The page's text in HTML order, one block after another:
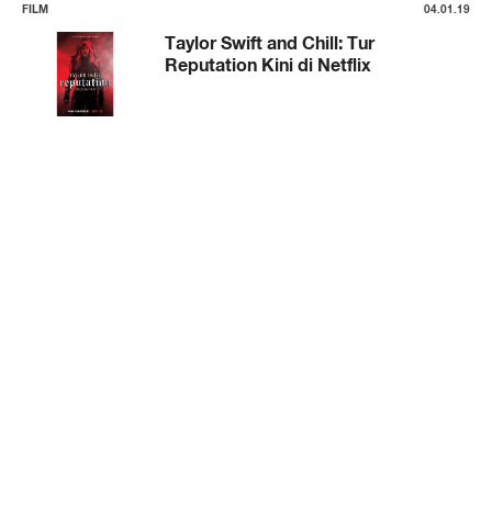
FILM 04.01.19
Taylor Swift and Chill: Tur
Reputation Kini di Netflix